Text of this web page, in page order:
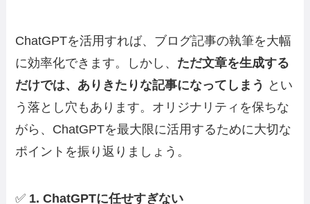
ChatGPTを活用すれば、ブログ記事の執筆を大幅
に効率化できます。しかし、 ただ文章を生成する
だけでは、ありきたりな記事になってしまう とい
う落とし穴もあります。オリジナリティを保ちな
がら、ChatGPTを最大限に活用するために大切な
ポイントを振り返りましょう。
✅ 1. ChatGPTに任せすぎない